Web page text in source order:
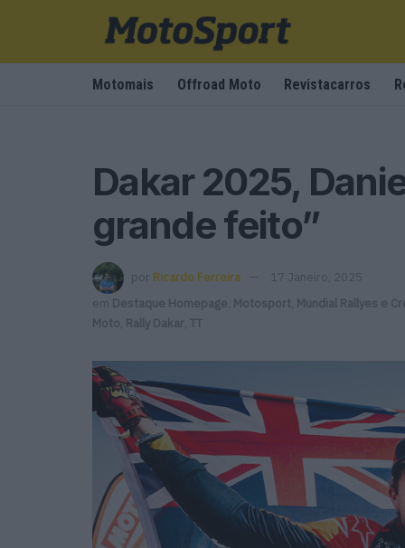
Motomais Offroad Moto Revistacarros
Dakar 2025,
grande feito”
por Ricardo Ferreira
17 Janeiro, 2025
em
Destaque Homepage Motosport Mundial Rallyes e
Moto Rally Dakar TT